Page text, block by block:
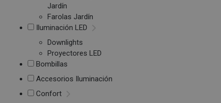
Jardín
Farolas Jardín
Iluminación LED
Downlights
Proyectores LED
Bombillas
Accesorios Iluminación
Confort